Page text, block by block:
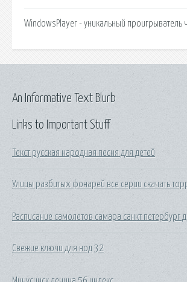
WindowsPlayer - уникальный проигрыватель
Links to Important Stuff
Текст русская народная песня для детей
Улицы разбитых фонарей все серии скачать
Расписание самолетов самара санкт
Свежие ключи для нод 32
An Informative Text Blurb